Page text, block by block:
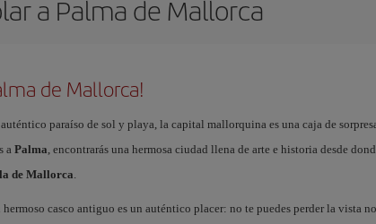
a Palma de Mallorca
de Mallorca!
paraíso de sol y playa, la capital mallorquina es una caja de
a Palma, encontrarás una hermosa ciudad llena de arte e historia desde
de Mallorca.
hermoso casco antiguo es un auténtico placer: no te puedes perder la vista